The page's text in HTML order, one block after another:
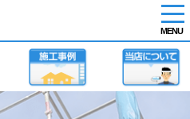
MENU